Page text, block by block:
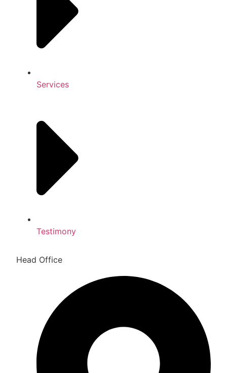
Services
Testimony
Head Office